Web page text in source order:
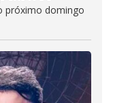
próximo domingo